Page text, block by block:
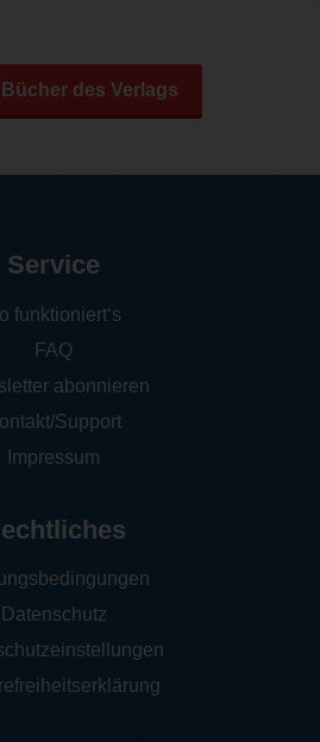
des Verlags
Service
funktioniert‘s
FAQ
abonnieren
Support
Impressum
Datenschutz